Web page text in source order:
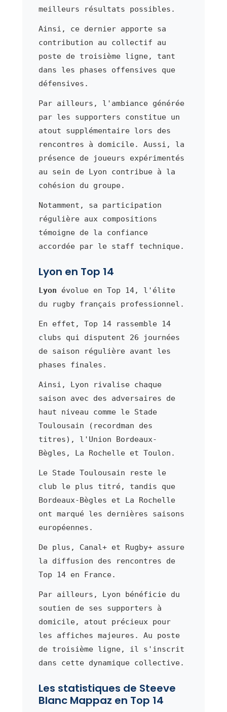
meilleurs résultats possibles.
Ainsi, ce dernier apporte sa
contribution au collectif au
poste de troisième ligne, tant
dans les phases offensives que
défensives.
Par ailleurs, l'ambiance générée
par les supporters constitue un
atout supplémentaire lors des
rencontres à domicile. Aussi, la
présence de joueurs expérimentés
au sein de Lyon contribue à la
cohésion du groupe.
Notamment, sa participation
régulière aux compositions
témoigne de la confiance
accordée par le staff technique.
Lyon en Top 14
Lyon évolue en Top 14, l'élite
du rugby français professionnel.
En effet, Top 14 rassemble 14
clubs qui disputent 26 journées
de saison régulière avant les
phases finales.
Ainsi, Lyon rivalise chaque
saison avec des adversaires de
haut niveau comme le Stade
Toulousain (recordman des
titres), l'Union Bordeaux-
Bègles, La Rochelle et Toulon.
Le Stade Toulousain reste le
club le plus titré, tandis que
Bordeaux-Bègles et La Rochelle
ont marqué les dernières saisons
européennes.
De plus, Canal+ et Rugby+ assure
la diffusion des rencontres de
Top 14 en France.
Par ailleurs, Lyon bénéficie du
soutien de ses supporters à
domicile, atout précieux pour
les affiches majeures. Au poste
de troisième ligne, il s'inscrit
dans cette dynamique collective.
Les statistiques de Steeve
Blanc Mappaz en Top 14